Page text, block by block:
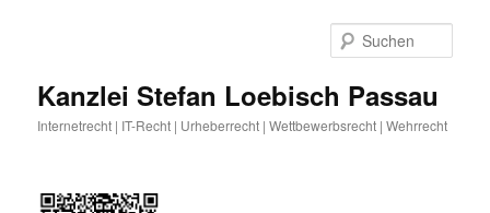
Kanzlei Stefan Loebisch Passau
Internetrecht | IT-Recht | Urheberrecht | Wettbewerbsrecht | Wehrrecht